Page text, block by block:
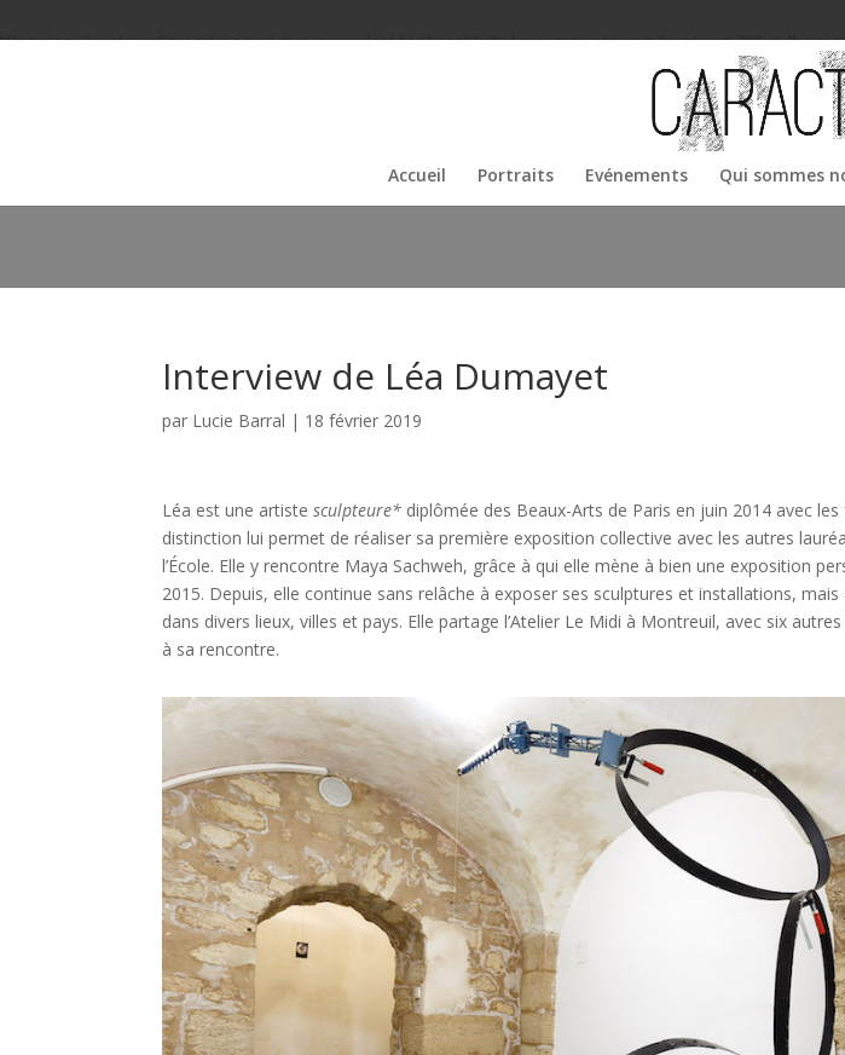
Warning: "continue" targeting switch is equivalent to "break". Did you mean to use "continue 2"? in/
Accueil Portraits Evénements Qui sommes
Interview de Léa Dumayet
par Lucie Barral | 18 février 2019
Léa est une artistesculpteure* diplômée des Beaux-Arts de Paris en juin 2014 avec
distinction lui permet de réaliser sa première exposition collective avec les autres
l’École. Elle y rencontre Maya Sachweh, grâce à qui elle mène à bien une exposition
2015. Depuis, elle continue sans relâche à exposer ses sculptures et installations,
dans divers lieux, villes et pays. Elle partage l’Atelier Le Midi à Montreuil, avec six
à sa rencontre.